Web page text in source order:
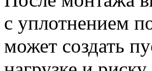
с уплотнением
может создать